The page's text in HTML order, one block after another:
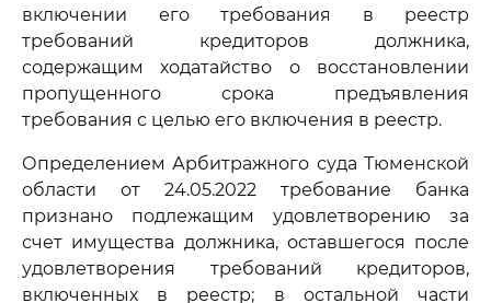
включении его требования в реестр
требований кредиторов должника,
содержащим ходатайство о восстановлении
пропущенного срока предъявления
требования с целью его включения в реестр.
Определением Арбитражного суда Тюменской
области от 24.05.2022 требование банка
признано подлежащим удовлетворению за
счет имущества должника, оставшегося после
удовлетворения требований кредиторов,
включенных в реестр; в остальной части